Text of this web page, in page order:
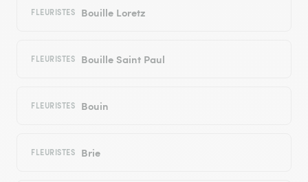
FLEURISTES Bouille Loretz
FLEURISTES Bouille Saint Paul
FLEURISTES Bouin
FLEURISTES Brie